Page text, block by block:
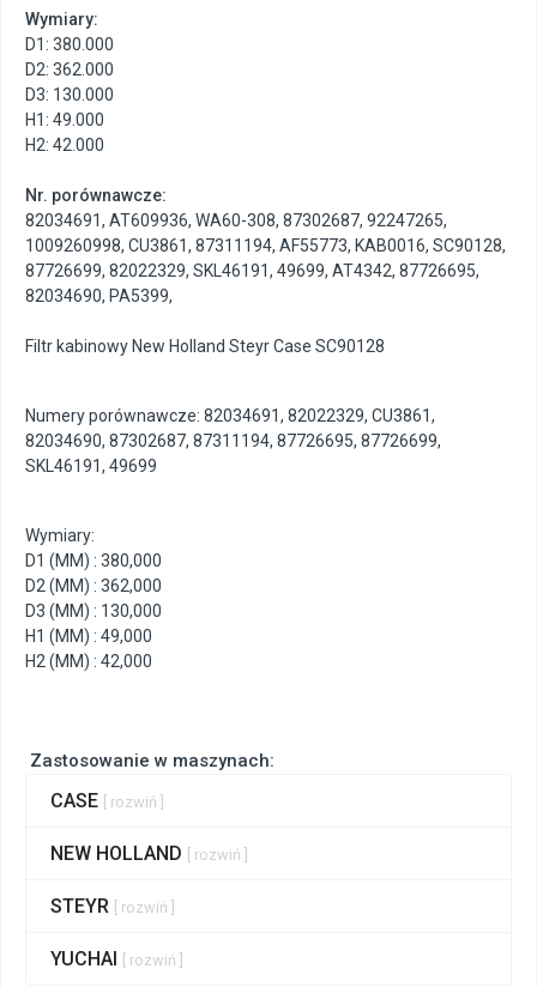
Zastosowanie w maszynach:
CASE [ rozwiń ]
NEW HOLLAND [ rozwiń ]
STEYR [ rozwiń ]
YUCHAI [ rozwiń ]
Wymiary:
D1: 380.000
D2: 362.000
D3: 130.000
H1: 49.000
H2: 42.000
Nr. porównawcze:
82034691, AT609936, WA60-308, 87302687, 92247265,
1009260998, CU3861, 87311194, AF55773, KAB0016, SC90128,
87726699, 82022329, SKL46191, 49699, AT4342, 87726695,
82034690, PA5399,
Filtr kabinowy New Holland Steyr Case SC90128
Numery porównawcze: 82034691, 82022329, CU3861,
82034690, 87302687, 87311194, 87726695, 87726699,
SKL46191, 49699
Wymiary:
D1 (MM) : 380,000
D2 (MM) : 362,000
D3 (MM) : 130,000
H1 (MM) : 49,000
H2 (MM) : 42,000